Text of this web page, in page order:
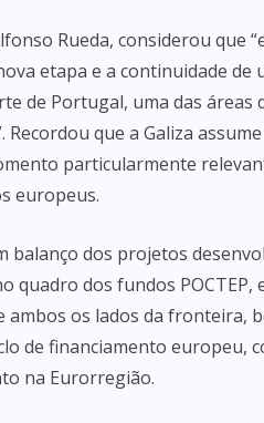
Rueda, considerou que
etapa e a continuidade de
de Portugal, uma das
Recordou que a Galiza
particularmente
europeus.
dos projetos
dos fundos POCTEP,
ambos os lados da fronteira,
de financiamento europeu,
na Eurorregião.